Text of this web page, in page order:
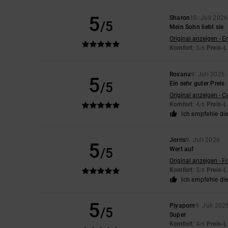
5/5
Sharon10. Juli 2026
Mein Sohn liebt sie
Original anzeigen -
Komfort: 5/5 Preis-
5/5
Roxana9. Juli 2026
Ein sehr guter Preis
Original anzeigen -
Komfort: 4/5
Preis-
Ich empfehle
5/5
Jorris9. Juli 2026
Wert auf
Original anzeigen -
Komfort: 5/5
Preis-
Ich empfehle
5/5 Piyaporn 9. Juli
Super
Komfort: 4/5 Preis-